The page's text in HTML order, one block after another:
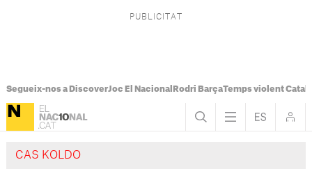
Segueix-nos a DiscoverJoc El Nacional Rodri BarçaTemps violent
CAS KOLDO